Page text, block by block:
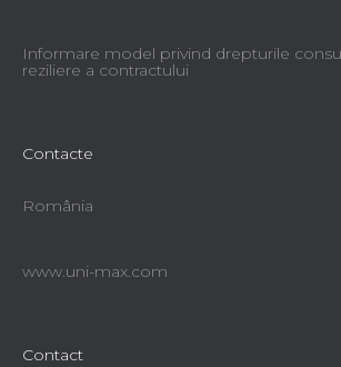
Informare model privind drepturile
reziliere a contractului
Contacte
România
www.uni-max.com
Contact